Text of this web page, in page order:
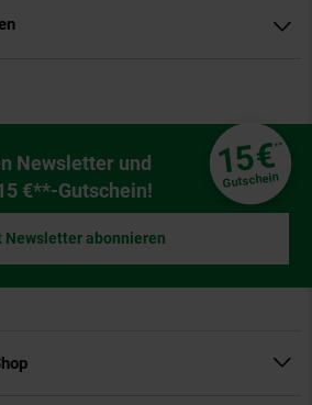
Newsletter und
€**-Gutschein!
15€**
Gutschein
Newsletter abonnieren